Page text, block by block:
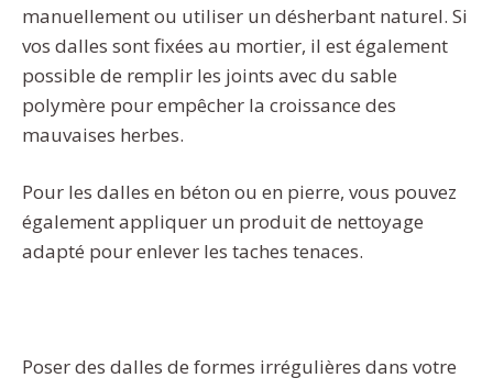
manuellement ou utiliser un désherbant naturel. Si
vos dalles sont fixées au mortier, il est également
possible de remplir les joints avec du sable
polymère pour empêcher la croissance des
mauvaises herbes.
Pour les dalles en béton ou en pierre, vous pouvez
également appliquer un produit de nettoyage
adapté pour enlever les taches tenaces.
Poser des dalles de formes irrégulières dans votre